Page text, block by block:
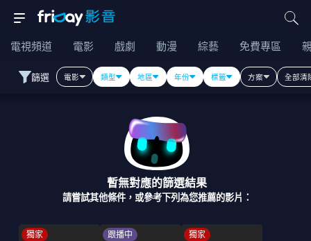
電視頻道 電影 戲劇 動漫 綜藝 免費專區
篩選 電影 類型 地區 年份 標籤 方案 全部清
暫無對應的篩選結果
請嘗試其他條件，或參考下列為您推薦的影片：
獨家 跟播中 獨家